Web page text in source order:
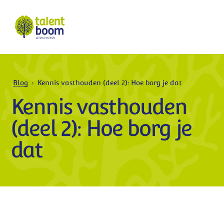
Blog Kennis vasthouden (deel 2): Hoe borg je dat
Kennis vasthouden
(deel 2): Hoe borg je
dat